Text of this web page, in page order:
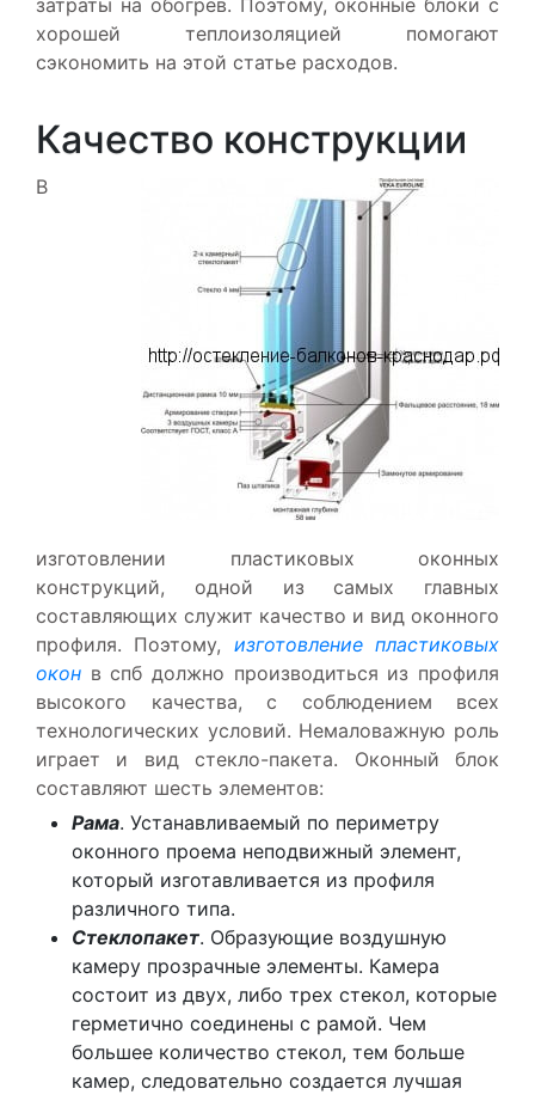
хорошей теплоизоляцией помогают
сэкономить на этой статье расходов.
Качество конструкции
В
изготовлении пластиковых оконных
конструкций, одной из самых главных
составляющих служит качество и вид оконного
профиля. Поэтому, изготовление пластиковых
окон в спб должно производиться из профиля
высокого качества, с соблюдением всех
технологических условий. Немаловажную роль
играет и вид стекло-пакета. Оконный блок
составляют шесть элементов:
Рама. Устанавливаемый по периметру
оконного проема неподвижный элемент,
который изготавливается из профиля
различного типа.
Стеклопакет. Образующие воздушную
камеру прозрачные элементы. Камера
состоит из двух, либо трех стекол, которые
герметично соединены с рамой. Чем
большее количество стекол, тем больше
камер, следовательно создается лучшая